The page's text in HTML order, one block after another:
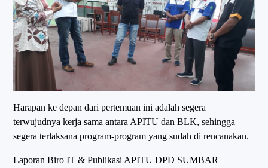
Harapan ke depan dari pertemuan ini adalah segera
terwujudnya kerja sama antara APITU dan BLK, sehingga
segera terlaksana program-program yang sudah di rencanakan.
Laporan Biro IT & Publikasi APITU DPD SUMBAR